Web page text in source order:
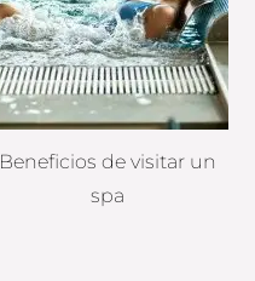
Beneficios de visitar un
spa